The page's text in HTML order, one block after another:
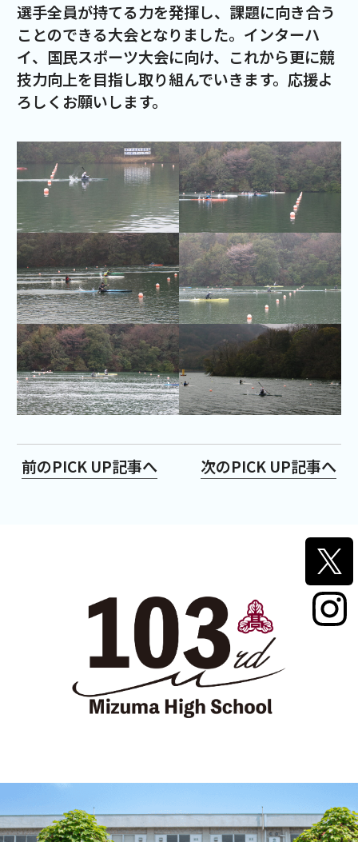
選手全員が持てる力を発揮し、課題に向き合う
ことのできる大会となりました。インターハ
イ、国民スポーツ大会に向け、これから更に競
技力向上を目指し取り組んでいきます。応援よ
ろしくお願いします。
前のPICK UP記事へ 次のPICK UP記事へ